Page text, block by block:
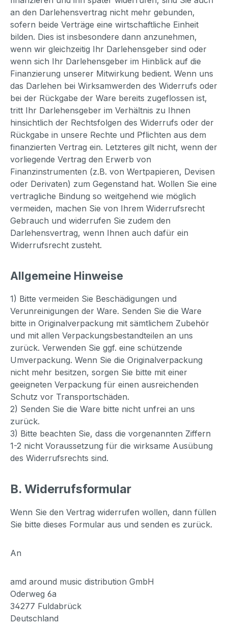
an den Darlehensvertrag nicht mehr gebunden,
sofern beide Verträge eine wirtschaftliche Einheit
bilden. Dies ist insbesondere dann anzunehmen,
wenn wir gleichzeitig Ihr Darlehensgeber sind oder
wenn sich Ihr Darlehensgeber im Hinblick auf die
Finanzierung unserer Mitwirkung bedient. Wenn uns
das Darlehen bei Wirksamwerden des Widerrufs oder
bei der Rückgabe der Ware bereits zugeflossen ist,
tritt Ihr Darlehensgeber im Verhältnis zu Ihnen
hinsichtlich der Rechtsfolgen des Widerrufs oder der
Rückgabe in unsere Rechte und Pflichten aus dem
finanzierten Vertrag ein. Letzteres gilt nicht, wenn der
vorliegende Vertrag den Erwerb von
Finanzinstrumenten (z.B. von Wertpapieren, Devisen
oder Derivaten) zum Gegenstand hat. Wollen Sie eine
vertragliche Bindung so weitgehend wie möglich
vermeiden, machen Sie von Ihrem Widerrufsrecht
Gebrauch und widerrufen Sie zudem den
Darlehensvertrag, wenn Ihnen auch dafür ein
Widerrufsrecht zusteht.
Allgemeine Hinweise
1) Bitte vermeiden Sie Beschädigungen und
Verunreinigungen der Ware. Senden Sie die Ware
bitte in Originalverpackung mit sämtlichem Zubehör
und mit allen Verpackungsbestandteilen an uns
zurück. Verwenden Sie ggf. eine schützende
Umverpackung. Wenn Sie die Originalverpackung
nicht mehr besitzen, sorgen Sie bitte mit einer
geeigneten Verpackung für einen ausreichenden
Schutz vor Transportschäden.
2) Senden Sie die Ware bitte nicht unfrei an uns
zurück.
3) Bitte beachten Sie, dass die vorgenannten Ziffern
1-2 nicht Voraussetzung für die wirksame Ausübung
des Widerrufsrechts sind.
B. Widerrufsformular
Wenn Sie den Vertrag widerrufen wollen, dann füllen
Sie bitte dieses Formular aus und senden es zurück.
An
amd around music distribution GmbH
Oderweg 6a
34277 Fuldabrück
Deutschland